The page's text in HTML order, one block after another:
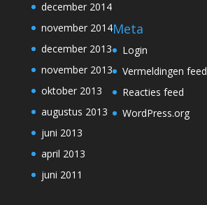
december 2014
november 2014
december 2013
november 2013
oktober 2013
augustus 2013
juni 2013
april 2013
juni 2011
Meta
Login
Vermeldingen feed
Reacties feed
WordPress.org